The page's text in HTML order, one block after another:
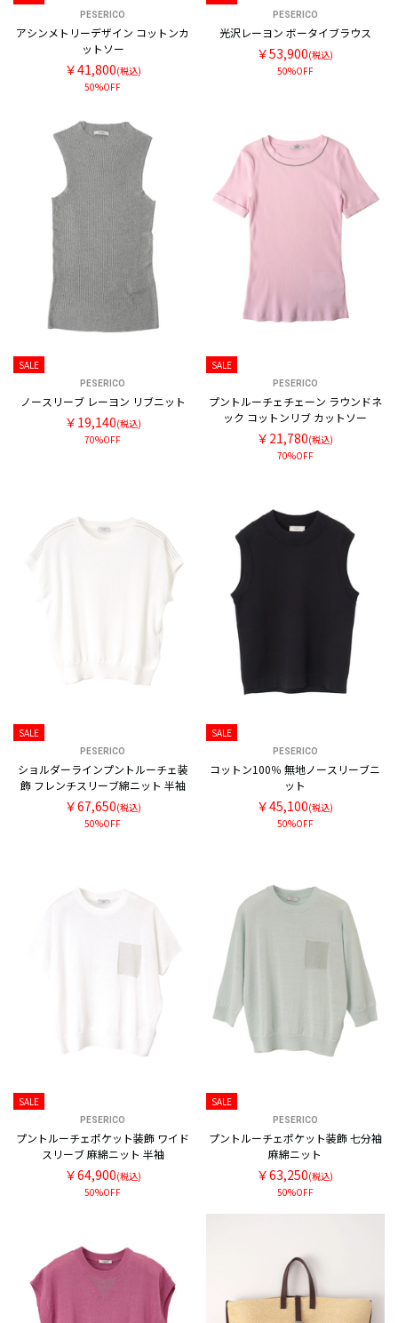
PESERICO
アシンメトリーデザイン コットンカ
ットソー
￥41,800(税込)
50%OFF
PESERICO
光沢レーヨン ボータイブラウス
￥53,900(税込)
50%OFF
SALE
PESERICO
ノースリーブ レーヨン リブニット
￥19,140(税込)
70%OFF
SALE
PESERICO
プントルーチェチェーン ラウンドネ
ック コットンリブ カットソー
￥21,780(税込)
70%OFF
SALE
PESERICO
ショルダーラインプントルーチェ装
飾 フレンチスリーブ綿ニット 半袖
￥67,650(税込)
50%OFF
SALE
PESERICO
コットン100％ 無地ノースリーブニ
ット
￥45,100(税込)
50%OFF
SALE
PESERICO
プントルーチェポケット装飾 ワイド
スリーブ 麻綿ニット 半袖
￥64,900(税込)
50%OFF
SALE
PESERICO
プントルーチェポケット装飾 七分袖
麻綿ニット
￥63,250(税込)
50%OFF